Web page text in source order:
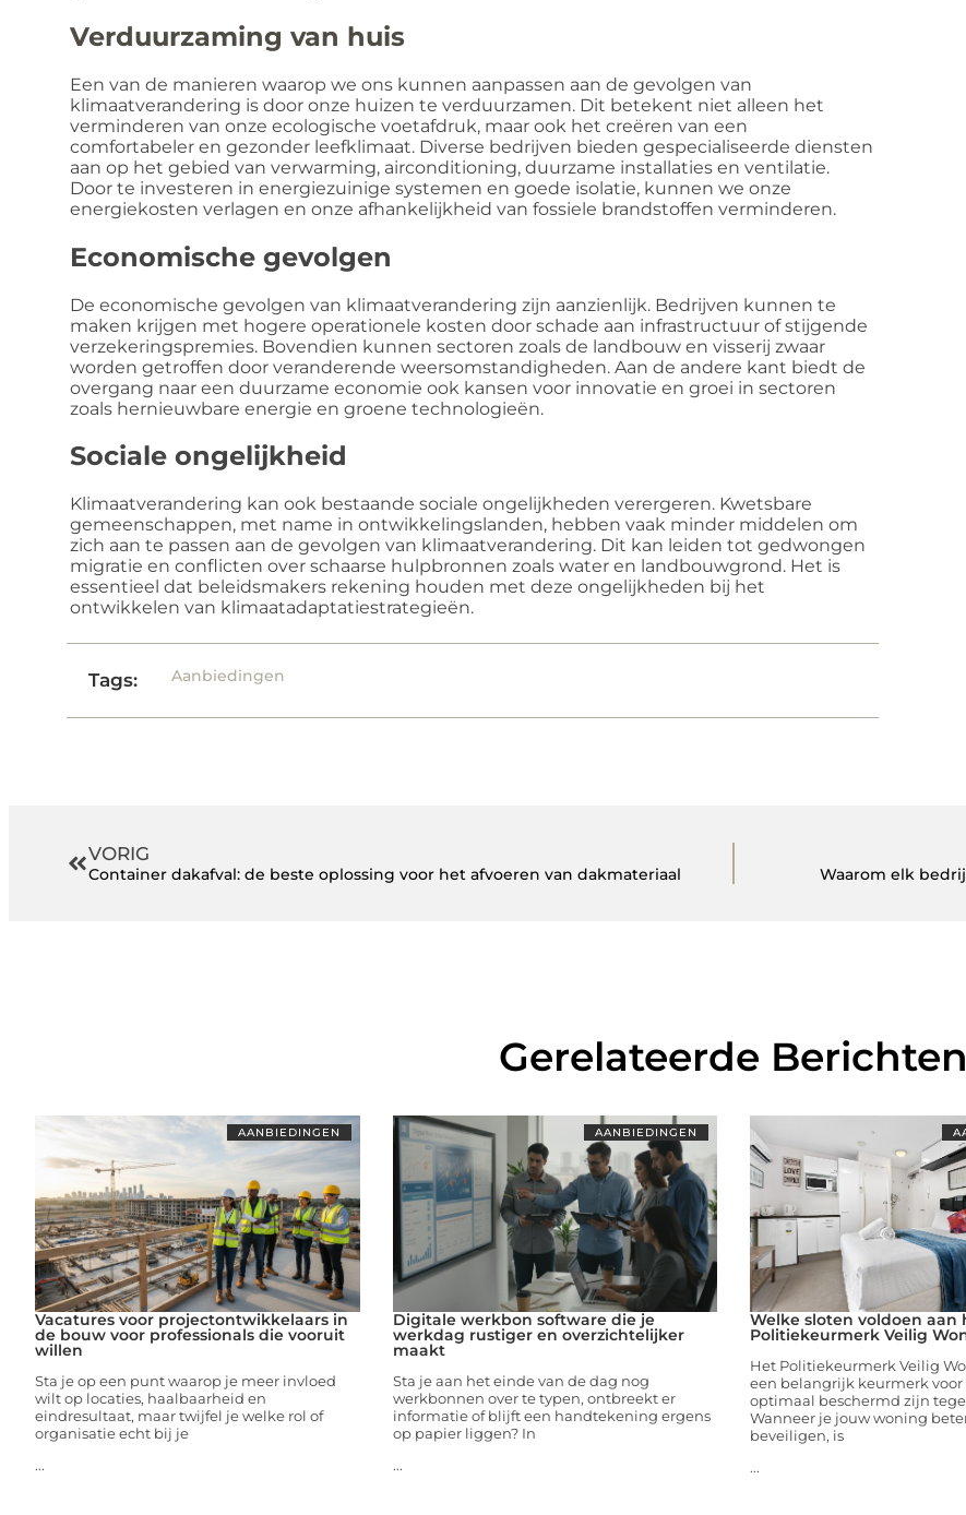
Verduurzaming van huis
Een van de manieren waarop we ons kunnen aanpassen aan de gevolgen van
klimaatverandering is door onze huizen te verduurzamen. Dit betekent niet alleen het
verminderen van onze ecologische voetafdruk, maar ook het creëren van een
comfortabeler en gezonder leefklimaat. Diverse bedrijven bieden gespecialiseerde diensten
aan op het gebied van verwarming, airconditioning, duurzame installaties en ventilatie.
Door te investeren in energiezuinige systemen en goede isolatie, kunnen we onze
energiekosten verlagen en onze afhankelijkheid van fossiele brandstoffen verminderen.
Economische gevolgen
De economische gevolgen van klimaatverandering zijn aanzienlijk. Bedrijven kunnen te
maken krijgen met hogere operationele kosten door schade aan infrastructuur of stijgende
verzekeringspremies. Bovendien kunnen sectoren zoals de landbouw en visserij zwaar
worden getroffen door veranderende weersomstandigheden. Aan de andere kant biedt de
overgang naar een duurzame economie ook kansen voor innovatie en groei in sectoren
zoals hernieuwbare energie en groene technologieën.
Sociale ongelijkheid
Klimaatverandering kan ook bestaande sociale ongelijkheden verergeren. Kwetsbare
gemeenschappen, met name in ontwikkelingslanden, hebben vaak minder middelen om
zich aan te passen aan de gevolgen van klimaatverandering. Dit kan leiden tot gedwongen
migratie en conflicten over schaarse hulpbronnen zoals water en landbouwgrond. Het is
essentieel dat beleidsmakers rekening houden met deze ongelijkheden bij het
ontwikkelen van klimaatadaptatiestrategieën.
Tags: Aanbiedingen
VORIG
Container dakafval: de beste oplossing voor het afvoeren van dakmateriaal Waarom elk
Gerelateerde Berichten
AANBIEDINGEN
Vacatures voor projectontwikkelaars in
de bouw voor professionals die vooruit
willen
Sta je op een punt waarop je meer invloed
wilt op locaties, haalbaarheid en
eindresultaat, maar twijfel je welke rol of
organisatie echt bij je
...
AANBIEDINGEN
Digitale werkbon software die je
werkdag rustiger en overzichtelijker
maakt
Sta je aan het einde van de dag nog
werkbonnen over te typen, ontbreekt er
informatie of blijft een handtekening ergens
op papier liggen? In
...
Welke sloten voldoen aan
Politiekeurmerk Veilig
Het Politiekeurmerk Veilig
een belangrijk keurmerk
optimaal beschermd zijn
Wanneer je jouw woning
beveiligen, is
...